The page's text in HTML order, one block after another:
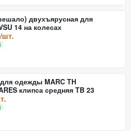
двухъярусная для
14 на колесах
шт.
одежды MARC TH
клипса средняя TB 23